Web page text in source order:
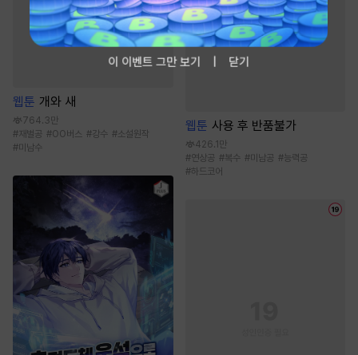
웹툰 개와 새
764.3만
# 재벌공 #OO버스 #강수 #소설원작
#미남수
웹툰 사용 후 반품불가
426.1만
#연상공 #복수 #미남공 #능력공
#하드코어
이 이벤트 그만 보기 닫기